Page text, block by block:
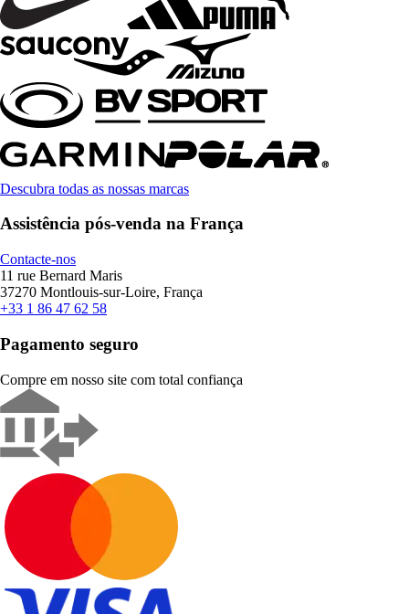
Descubra todas as nossas marcas
Assistência pós-venda na França
Contacte-nos
11 rue Bernard Maris
37270 Montlouis-sur-Loire, França
+33 1 86 47 62 58
Pagamento seguro
Compre em nosso site com total confiança